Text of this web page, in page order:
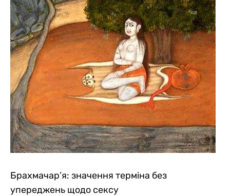
Брахмачар’я: значення терміна без
упереджень щодо сексу